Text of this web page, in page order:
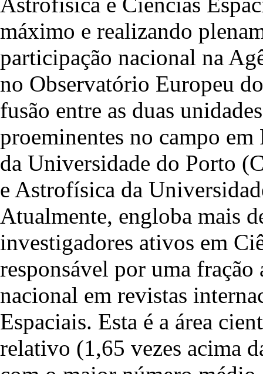
máximo e realizando
participação nacional na
no Observatório Europeu
fusão entre as duas
proeminentes no campo
da Universidade do Porto
e Astrofísica da
Atualmente, engloba mais
investigadores ativos em
responsável por uma
nacional em revistas
Espaciais. Esta é a área
relativo (1,65 vezes acima